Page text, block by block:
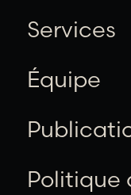
Services
Équipe
Politique